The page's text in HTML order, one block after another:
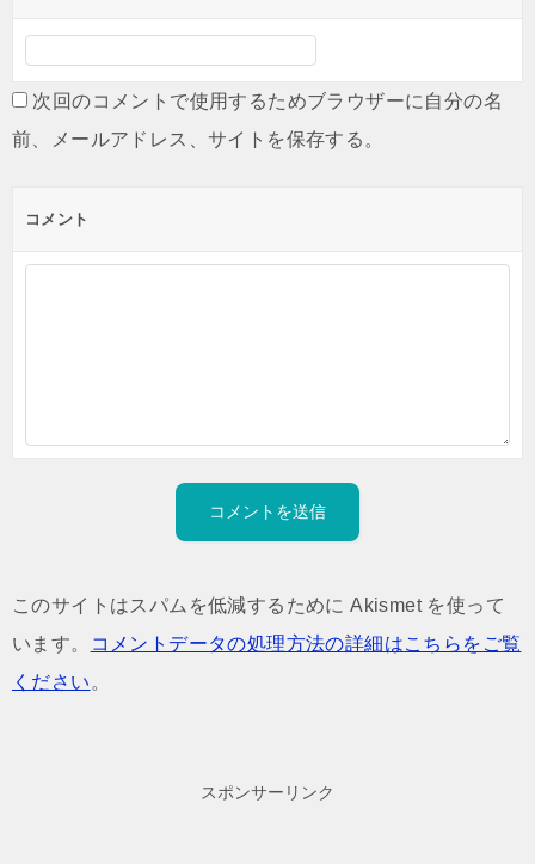
次回のコメントで使用するためブラウザーに自分の名
前、メールアドレス、サイトを保存する。
コメント
このサイトはスパムを低減するために Akismet を使って
います。
コメントデータの処理方法の詳細はこちらをご覧
ください 。
スポンサーリンク